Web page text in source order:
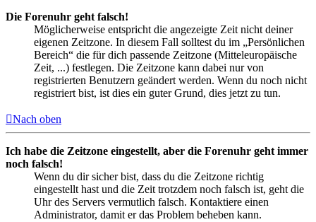
Die Forenuhr geht falsch!
Möglicherweise entspricht die angezeigte Zeit nicht deiner
eigenen Zeitzone. In diesem Fall solltest du im „Persönlichen
Bereich“ die für dich passende Zeitzone (Mitteleuropäische
Zeit, ...) festlegen. Die Zeitzone kann dabei nur von
registrierten Benutzern geändert werden. Wenn du noch nicht
registriert bist, ist dies ein guter Grund, dies jetzt zu tun.
Nach oben
Ich habe die Zeitzone eingestellt, aber die Forenuhr geht immer
noch falsch!
Wenn du dir sicher bist, dass du die Zeitzone richtig
eingestellt hast und die Zeit trotzdem noch falsch ist, geht die
Uhr des Servers vermutlich falsch. Kontaktiere einen
Administrator, damit er das Problem beheben kann.